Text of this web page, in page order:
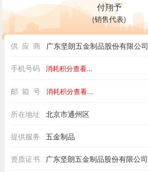
付翔予
(销售代表)
供 应 商 广东坚朗五金制品股份有限公司
手机号码 消耗积分查看...
邮 箱 号 消耗积分查看...
所在地址 北京市通州区
提供服务 五金制品
资质证书 广东坚朗五金制品股份有限公司